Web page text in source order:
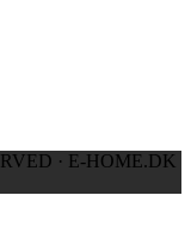
· E-HOME.DK